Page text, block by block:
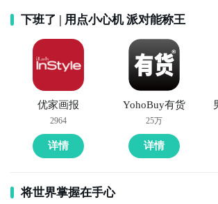
下班了 | 用点小心机 派对能称王
优家画报
2964
详情
YohoBuy有货
25万
详情
将世界掌握在手心